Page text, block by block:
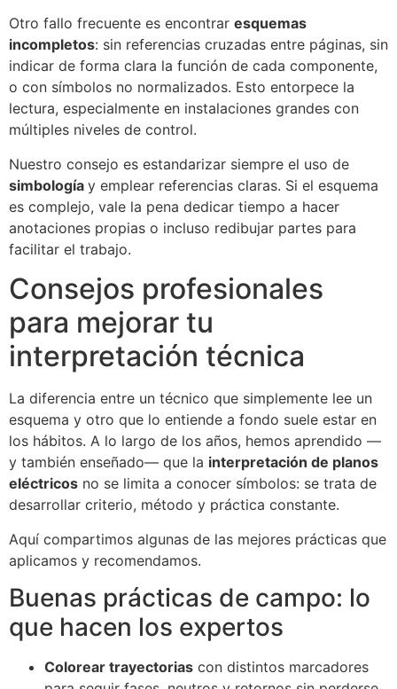
Otro fallo frecuente es encontrar esquemas
incompletos: sin referencias cruzadas entre páginas, sin
indicar de forma clara la función de cada componente,
o con símbolos no normalizados. Esto entorpece la
lectura, especialmente en instalaciones grandes con
múltiples niveles de control.
Nuestro consejo es estandarizar siempre el uso de
simbología y emplear referencias claras. Si el esquema
es complejo, vale la pena dedicar tiempo a hacer
anotaciones propias o incluso redibujar partes para
facilitar el trabajo.
Consejos profesionales
para mejorar tu
interpretación técnica
La diferencia entre un técnico que simplemente lee un
esquema y otro que lo entiende a fondo suele estar en
los hábitos. A lo largo de los años, hemos aprendido —
y también enseñado— que la interpretación de planos
eléctricos no se limita a conocer símbolos: se trata de
desarrollar criterio, método y práctica constante.
Aquí compartimos algunas de las mejores prácticas que
aplicamos y recomendamos.
Buenas prácticas de campo: lo
que hacen los expertos
Colorear trayectorias con distintos marcadores